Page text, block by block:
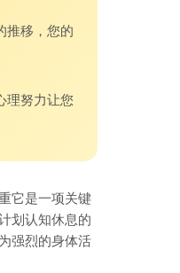
推移，您的
理努力让您
它是一项关键
划认知休息的
强烈的身体活